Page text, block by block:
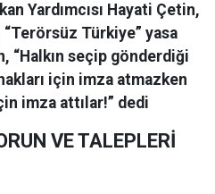
Yardımcısı Hayati Çetin,
“Terörsüz Türkiye” yasa
“Halkın seçip gönderdiği
için imza atmazken
imza attılar!” dedi
VE TALEPLERİ